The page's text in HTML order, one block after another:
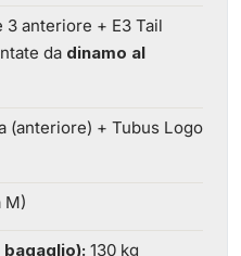
3 anteriore + E3 Tail
da dinamo al
(anteriore) + Tubus Logo
M)
130 kg